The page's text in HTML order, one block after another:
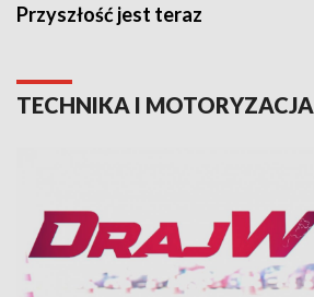
Przyszłość jest teraz
TECHNIKA I MOTORYZACJA